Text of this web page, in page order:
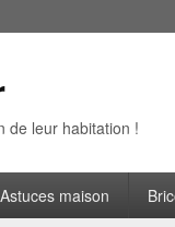
de leur habitation !
Astuces maison